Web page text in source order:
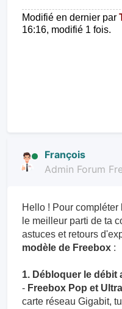
Modifié en dernier par
16:16, modifié 1 fois.
François
Admin Forum
Hello ! Pour
le meilleur parti de ta
astuces et retours
modèle de Freebox :
1. Débloquer le débit
- Freebox Pop et
carte réseau Gigabit,